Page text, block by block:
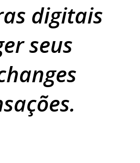
digitais
seus